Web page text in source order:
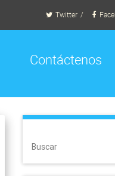
Twitter
Contáctenos
Buscar